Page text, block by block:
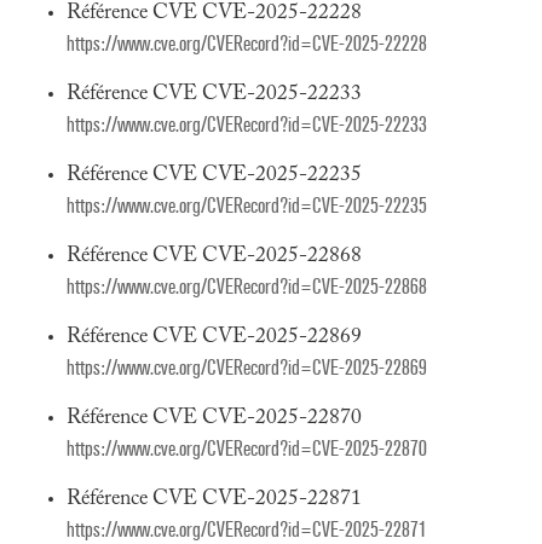
Référence CVE CVE-2025-22228
https://www.cve.org/CVERecord?id=CVE-2025-22228
Référence CVE CVE-2025-22233
https://www.cve.org/CVERecord?id=CVE-2025-22233
Référence CVE CVE-2025-22235
https://www.cve.org/CVERecord?id=CVE-2025-22235
Référence CVE CVE-2025-22868
https://www.cve.org/CVERecord?id=CVE-2025-22868
Référence CVE CVE-2025-22869
https://www.cve.org/CVERecord?id=CVE-2025-22869
Référence CVE CVE-2025-22870
https://www.cve.org/CVERecord?id=CVE-2025-22870
Référence CVE CVE-2025-22871
https://www.cve.org/CVERecord?id=CVE-2025-22871